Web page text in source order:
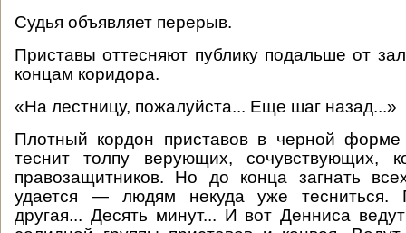
Судья объявляет перерыв.
Приставы оттесняют публику подальше от
концам коридора.
«На лестницу, пожалуйста... Еще шаг назад...»
Плотный кордон приставов в черной
теснит толпу верующих, сочувствующих,
правозащитников. Но до конца загнать
удается — людям некуда уже тесниться.
другая... Десять минут... И вот Денниса